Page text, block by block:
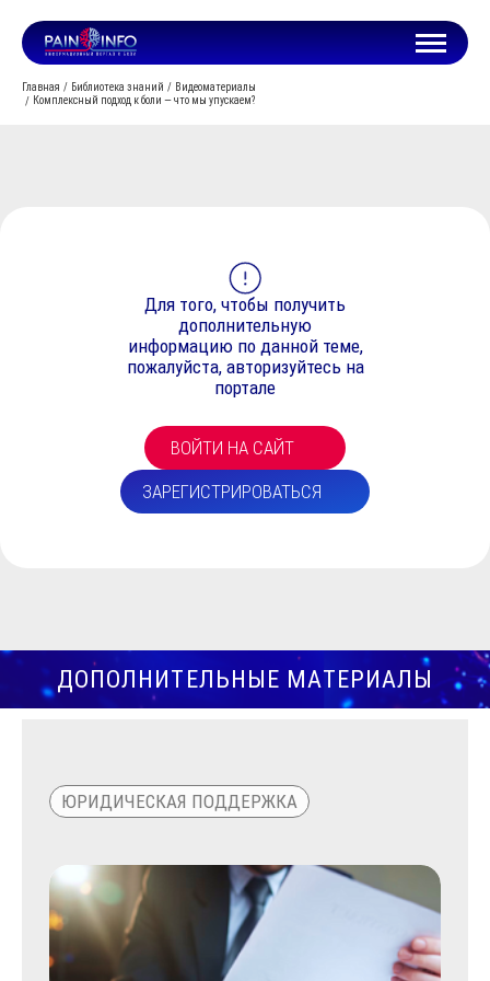
Главная Библиотека знаний
Видеоматериалы
Комплексный подход к боли — что мы упускаем?
Для того, чтобы получить
дополнительную
информацию по данной теме,
пожалуйста, авторизуйтесь на
портале
ВОЙТИ НА САЙТ
ЗАРЕГИСТРИРОВАТЬСЯ
ДОПОЛНИТЕЛЬНЫЕ МАТЕРИАЛЫ
ЮРИДИЧЕСКАЯ ПОДДЕРЖКА